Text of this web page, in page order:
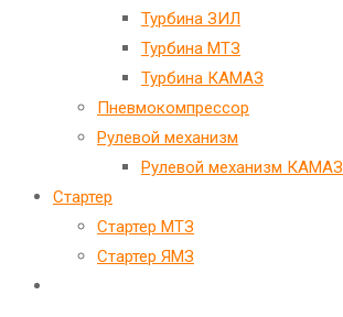
Турбина ЗИЛ
Турбина МТЗ
Турбина КАМАЗ
Пневмокомпрессор
Рулевой механизм
Рулевой механизм КАМАЗ
Стартер
Стартер МТЗ
Стартер ЯМЗ